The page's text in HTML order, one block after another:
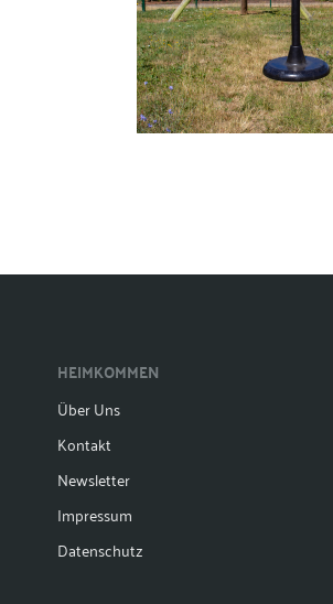
HEIMKOMMEN
Über Uns
Kontakt
Newsletter
Impressum
Datenschutz